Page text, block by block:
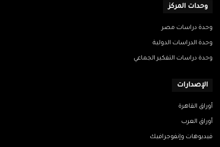
وحدات المركز
وحدة دراسات مصر
وحدة الدراسات الدولية
وحدة دراسات التفكير الجماعي
الإصدارات
أوراق القاهرة
أوراق العرب
فيديوهات وإنفوجرافيك